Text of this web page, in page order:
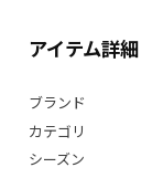
アイテム詳細
ブランド
カテゴリ
シーズン